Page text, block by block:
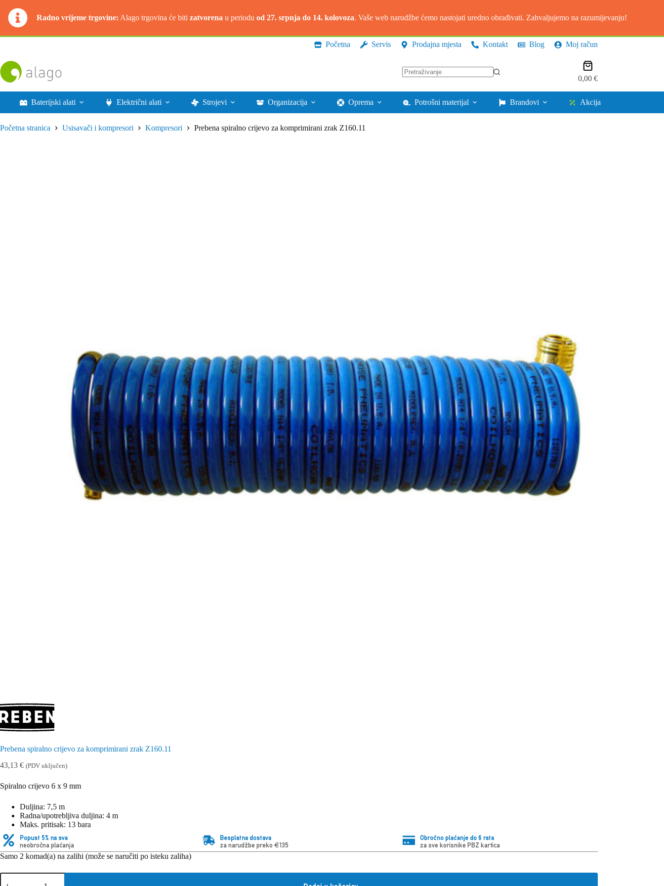
Radno vrijeme trgovine: Alago trgovina će biti zatvorena u periodu od 27. srpnja do 14. kolovoza. Vaše web narudžbe ćemo nastojati uredno obrađivati. Zahvaljujemo na razumijevanju!
Preskoči
Početna Servis Prodajna mjesta Kontakt Blog Moj račun
rezultata.
Košarica
0,00 €
Baterijski alati Električni alati Strojevi Organizacija Oprema Potrošni materijal Brandovi Akcija
Početna stranica Usisavači i kompresori Kompresori Prebena spiralno crijevo za komprimirani zrak Z160.11
Prebena spiralno crijevo za komprimirani zrak Z160.11
43,13 € (PDV uključen)
Spiralno crijevo 6 x 9 mm
Duljina: 7,5 m
Radna/upotrebljiva duljina: 4 m
Maks. pritisak: 13 bara
Popust 5% na sva
neobročna plaćanja
Besplatna dostava
za narudžbe preko €135
Obročno plaćanje do 6 rata
za sve korisnike PBZ kartica
Samo 2 komad(a) na zalihi (može se naručiti po isteku zaliha)
Prebena
spiralno